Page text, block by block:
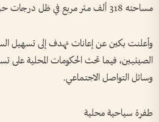
مساحته 318 ألف متر مربع في ظل درجات حرارة مرتفعة.
وأعلنت بكين عن إعانات تهدف إلى تسهيل
الصينيين، فيما تحث الحكومات المحلية على
وسائل التواصل الاجتماعي.
طفرة سياحية محلية